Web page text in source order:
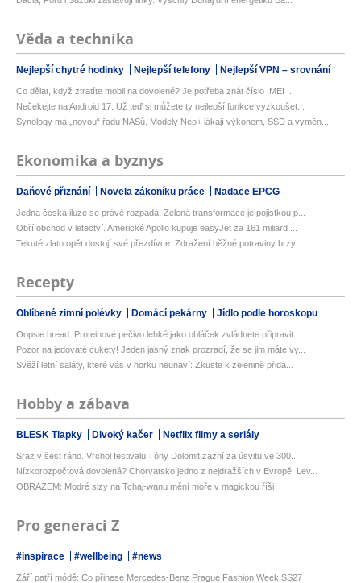
Věda a technika
Nejlepší chytré hodinky Nejlepší telefony Nejlepší VPN – srovnání
Co dělat, když ztratíte mobil na dovolené? Je potřeba znát číslo IMEI ...
Nečekejte na Android 17. Už teď si můžete ty nejlepší funkce vyzkoušet...
Synology má „novou“ řadu NASů. Modely Neo+ lákají výkonem, SSD a vyměn...
Ekonomika a byznys
Daňové přiznání Novela zákoníku práce Nadace EPCG
Jedna česká iluze se právě rozpadá. Zelená transformace je pojistkou p...
Obří obchod v letectví. Americké Apollo kupuje easyJet za 161 miliard ...
Tekuté zlato opět dostojí své přezdívce. Zdražení běžné potraviny brzy...
Recepty
Oblíbené zimní polévky Domácí pekárny Jídlo podle horoskopu
Oopsie bread: Proteinové pečivo lehké jako obláček zvládnete připravit...
Pozor na jedovaté cukety! Jeden jasný znak prozradí, že se jim máte vy...
Svěží letní saláty, které vás v horku neunaví: Zkuste k zelenině přida...
Hobby a zábava
BLESK Tlapky Divoký kačer Netflix filmy a seriály
Sraz v šest ráno. Vrchol festivalu Tóny Dolomit zazní za úsvitu ve 300...
Nízkorozpočtová dovolená? Chorvatsko jedno z nejdražších v Evropě! Lev...
OBRAZEM: Modré slzy na Tchaj-wanu mění moře v magickou říši
Pro generaci Z
#inspirace #wellbeing #news
Září patří módě: Co přinese Mercedes-Benz Prague Fashion Week SS27